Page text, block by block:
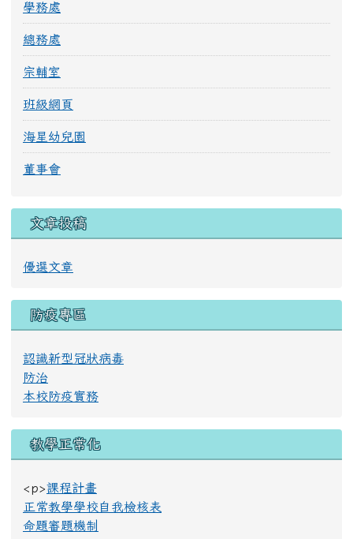
學務處
總務處
宗輔室
班級網頁
海星幼兒園
董事會
文章投稿
優選文章
防疫專區
認識新型冠狀病毒
防治
本校防疫實務
教學正常化
<p>課程計畫
正常教學學校自我檢核表
命題審題機制